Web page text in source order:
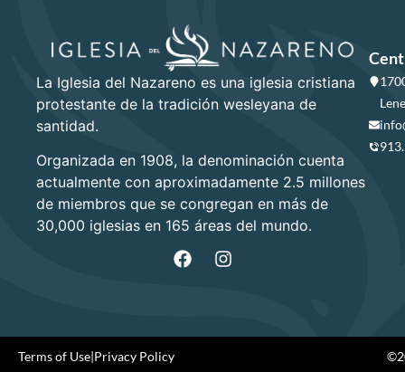
La Iglesia del Nazareno es una iglesia cristiana
protestante de la tradición wesleyana de
santidad.
Organizada en 1908, la denominación cuenta
actualmente con aproximadamente 2.5 millones
de miembros que se congregan en más de
30,000 iglesias en 165 áreas del mundo.
Terms of Use|Privacy Policy